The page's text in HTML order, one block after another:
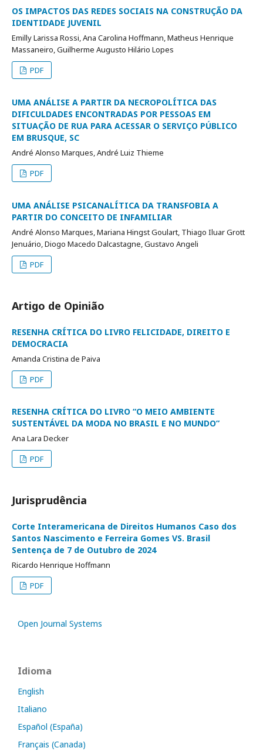
OS IMPACTOS DAS REDES SOCIAIS NA CONSTRUÇÃO DA
IDENTIDADE JUVENIL
Emilly Larissa Rossi, Ana Carolina Hoffmann, Matheus Henrique
Massaneiro, Guilherme Augusto Hilário Lopes
PDF
UMA ANÁLISE A PARTIR DA NECROPOLÍTICA DAS
DIFICULDADES ENCONTRADAS POR PESSOAS EM
SITUAÇÃO DE RUA PARA ACESSAR O SERVIÇO PÚBLICO
EM BRUSQUE, SC
André Alonso Marques, André Luiz Thieme
PDF
UMA ANÁLISE PSICANALÍTICA DA TRANSFOBIA A
PARTIR DO CONCEITO DE INFAMILIAR
André Alonso Marques, Mariana Hingst Goulart, Thiago Iluar Grott
Jenuário, Diogo Macedo Dalcastagne, Gustavo Angeli
PDF
Artigo de Opinião
RESENHA CRÍTICA DO LIVRO FELICIDADE, DIREITO E
DEMOCRACIA
Amanda Cristina de Paiva
PDF
RESENHA CRÍTICA DO LIVRO “O MEIO AMBIENTE
SUSTENTÁVEL DA MODA NO BRASIL E NO MUNDO”
Ana Lara Decker
PDF
Jurisprudência
Corte Interamericana de Direitos Humanos Caso dos
Santos Nascimento e Ferreira Gomes VS. Brasil
Sentença de 7 de Outubro de 2024
Ricardo Henrique Hoffmann
PDF
Open Journal Systems
Idioma
English
Italiano
Español (España)
Français (Canada)